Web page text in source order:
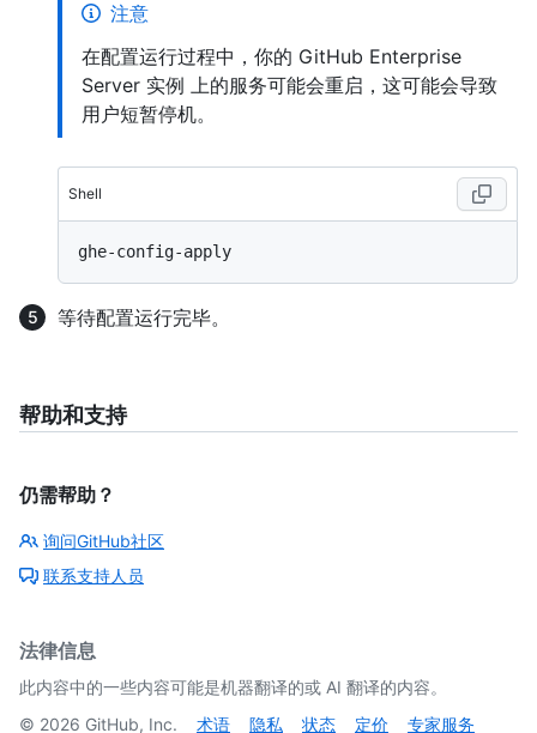
注意
在配置运行过程中，你的 GitHub Enterprise
Server 实例 上的服务可能会重启，这可能会导致
用户短暂停机。
Shell
等待配置运行完毕。
帮助和支持
仍需帮助？
询问GitHub社区
联系支持人员
法律信息
此内容中的一些内容可能是机器翻译的或 AI 翻译的内容。
© 2026 GitHub, Inc. 术语 隐私 状态 定价 专家服务